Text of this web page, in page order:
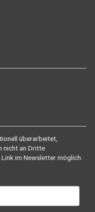
überarbeitet,
nicht an Dritte
im Newsletter möglich.